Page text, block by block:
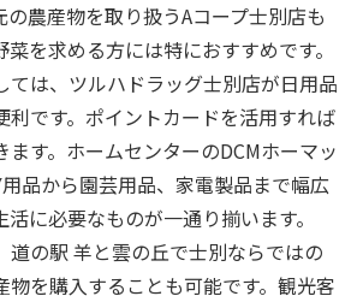
農産物を取り扱うAコープ士別店も
を求める方には特におすすめです。
ては、ツルハドラッグ士別店が日用品
利です。ポイントカードを活用すれば
ます。ホームセンターのDCMホーマッ
品から園芸用品、家電製品まで幅広
に必要なものが一通り揃います。
道の駅 羊と雲の丘で士別ならではの
物を購入することも可能です。観光客